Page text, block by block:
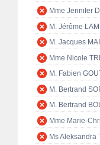
Mme Jennifer
M. Jérôme
M. Jacques
Mme Nicole
M. Fabien
M. Bertrand
M. Bertrand
Mme Marie-
Ms Aleksandra